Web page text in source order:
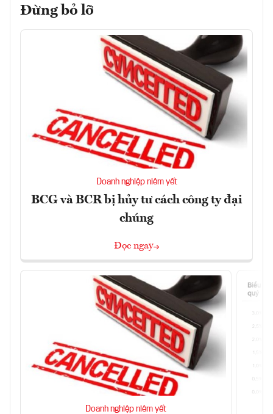
Đừng bỏ lỡ
Doanh nghiệp niêm yết
BCG và BCR bị hủy tư cách công ty đại
chúng
Đọc ngay
Doanh nghiệp niêm yết